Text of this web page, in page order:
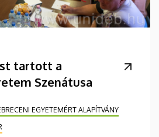
tartott a
Szenátusa
EGYETEMÉRT ALAPÍTVÁNY